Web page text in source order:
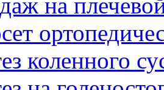
коленного